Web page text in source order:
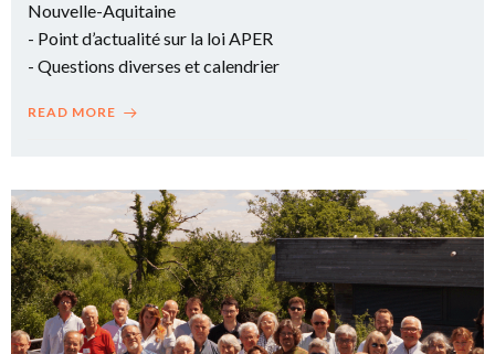
Nouvelle-Aquitaine
- Point d’actualité sur la loi APER
- Questions diverses et calendrier
READ MORE